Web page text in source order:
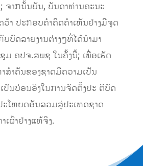
ຈາກນັ້ນບັນ, ບັນດາທ່ານຄະນະ
ວ້າ ປະກອບຄຳຄິດຄຳເຫັນຢ່າງມີຈຸດ
ບົດລາຍງານຕ່າງໆທີ່ໄດ້ນຳມາ
ມ ຄປຈ.ສພຊ ໃນຄັ້ງນີ້; ເພື່ອເຮັດ
ສຳຄັນຂອງຊາດມີຄວາມເປັນ
ປັນບ່ອນອີງໃນການຈັດຕັ້ງປະ ຕິບັດ
ະໂຫຍດອັນລວມສູ່ປະເທດຊາດ
ຜົ່າຢ່າງແທ້ຈິງ.